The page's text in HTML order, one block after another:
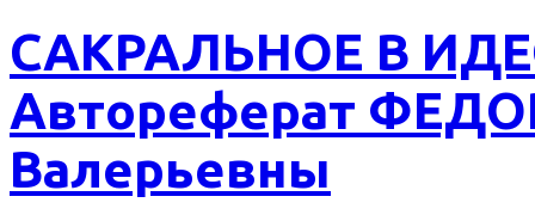
САКРАЛЬНОЕ В
Автореферат
Валерьевны